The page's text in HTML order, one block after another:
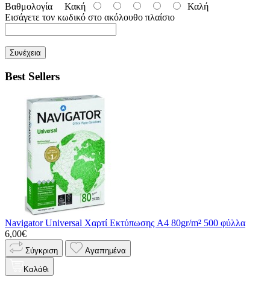
Βαθμολογία Κακή
Καλή
Εισάγετε τον κωδικό στο ακόλουθο πλαίσιο
Συνέχεια
Best Sellers
Navigator Universal Χαρτί Εκτύπωσης A4 80gr/m² 500 φύλλα
6,00€
Σύγκριση Αγαπημένα
Καλάθι